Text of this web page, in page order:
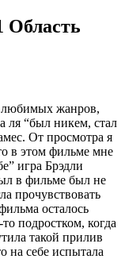
Область
любимых жанров,
ля “был никем, стал
От просмотра я
в этом фильме мне
игра Брэдли
в фильме был не
прочувствовать
осталось
подростком, когда
такой прилив
на себе испытала